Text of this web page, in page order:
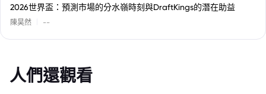
2026世界盃：預測市場的分水嶺時刻與DraftKings的潛在助益
陳昊然 --
人們還觀看